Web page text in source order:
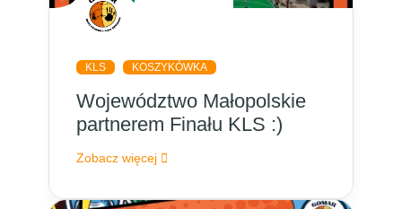
KLS KOSZYKÓWKA
Województwo Małopolskie
partnerem Finału KLS :)
Zobacz więcej